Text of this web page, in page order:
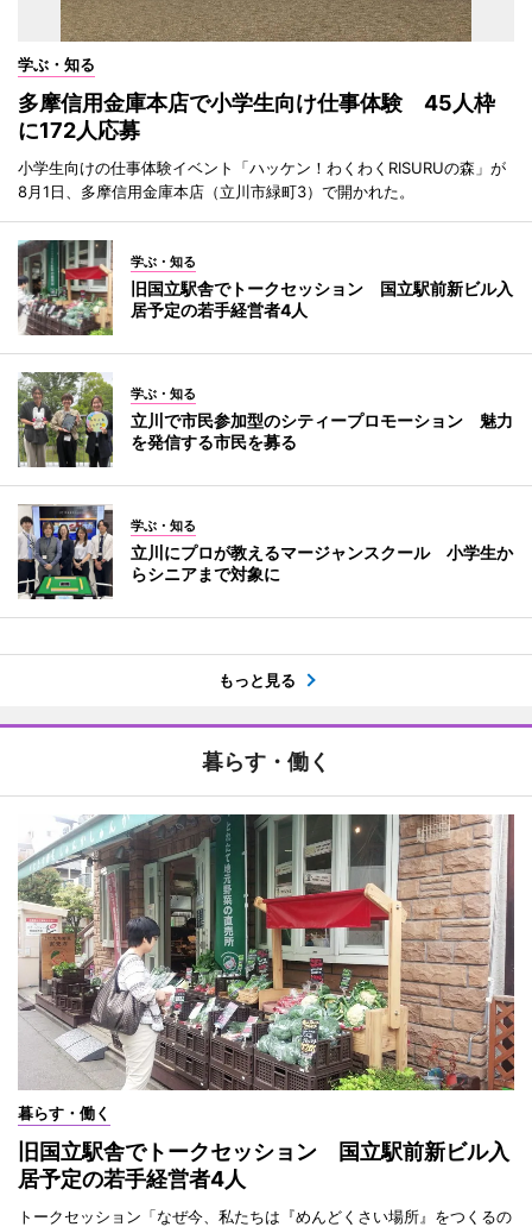
学ぶ・知る
多摩信用金庫本店で小学生向け仕事体験 45人枠
に172人応募
小学生向けの仕事体験イベント「ハッケン！わくわくRISURUの森」が
8月1日、多摩信用金庫本店（立川市緑町3）で開かれた。
学ぶ・知る
旧国立駅舎でトークセッション 国立駅前新ビル入
居予定の若手経営者4人
学ぶ・知る
立川で市民参加型のシティープロモーション 魅力
を発信する市民を募る
学ぶ・知る
立川にプロが教えるマージャンスクール 小学生か
らシニアまで対象に
もっと見る
暮らす・働く
暮らす・働く
旧国立駅舎でトークセッション 国立駅前新ビル入
居予定の若手経営者4人
トークセッション「なぜ今、私たちは『めんどくさい場所』をつくるの